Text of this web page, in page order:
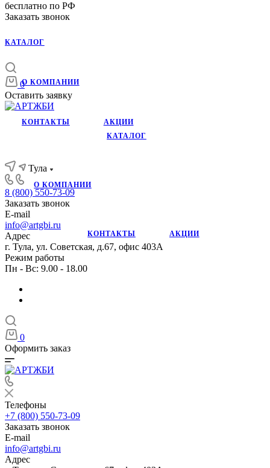
бесплатно по РФ
Заказать звонок
КАТАЛОГ
О КОМПАНИИ
КОНТАКТЫ АКЦИИ
0
Оставить заявку
КАТАЛОГ
О КОМПАНИИ
КОНТАКТЫ АКЦИИ
Тула
8 (800) 550-73-09
Заказать звонок
E-mail
info@artgbi.ru
Адрес
г. Тула, ул. Советская, д.67, офис 403А
Режим работы
Пн - Вс: 9.00 - 18.00
0
Оформить заказ
Телефоны
+7 (800) 550-73-09
Заказать звонок
E-mail
info@artgbi.ru
Адрес